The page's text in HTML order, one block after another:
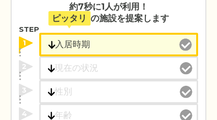
約7秒に1人が利用！
ピッタリ の施設を提案します
STEP
1
2
3
4